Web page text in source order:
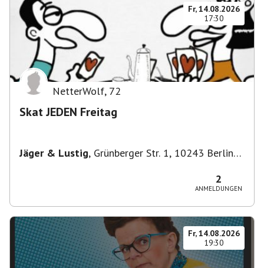
Fr, 14.08.2026
17:30
NetterWolf, 72
Skat JEDEN Freitag
Jäger & Lustig, Grünberger Str. 1, 10243 Berlin-
2
ANMELDUNGEN
Fr, 14.08.2026
19:30